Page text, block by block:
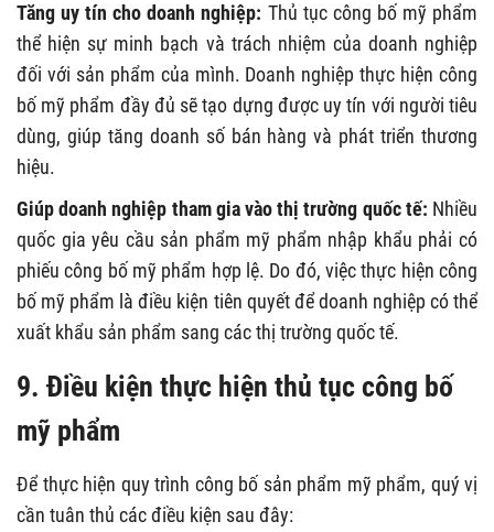
Tăng uy tín cho doanh nghiệp: Thủ tục công bố mỹ phẩm
thể hiện sự minh bạch và trách nhiệm của doanh nghiệp
đối với sản phẩm của mình. Doanh nghiệp thực hiện công
bố mỹ phẩm đầy đủ sẽ tạo dựng được uy tín với người tiêu
dùng, giúp tăng doanh số bán hàng và phát triển thương
hiệu.
Giúp doanh nghiệp tham gia vào thị trường quốc tế: Nhiều
quốc gia yêu cầu sản phẩm mỹ phẩm nhập khẩu phải có
phiếu công bố mỹ phẩm hợp lệ. Do đó, việc thực hiện công
bố mỹ phẩm là điều kiện tiên quyết để doanh nghiệp có thể
xuất khẩu sản phẩm sang các thị trường quốc tế.
9. Điều kiện thực hiện thủ tục công bố
mỹ phẩm
Để thực hiện quy trình công bố sản phẩm mỹ phẩm, quý vị
cần tuân thủ các điều kiện sau đây: